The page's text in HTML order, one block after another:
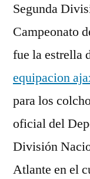
Segunda
Campeonato
fue la estrella
equipacion
para los
oficial del
División
Atlante en el